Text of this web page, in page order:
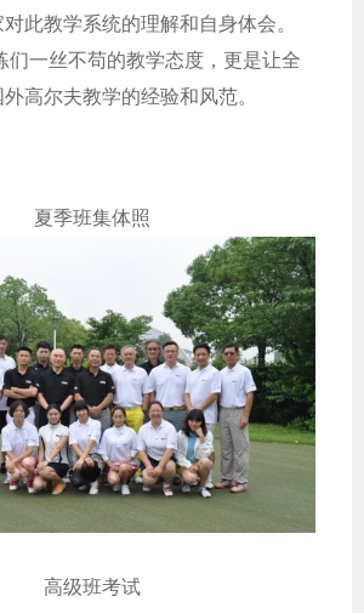
此教学系统的理解和自身体会。
们一丝不苟的教学态度，更是让全
高尔夫教学的经验和风范。
夏季班集体照
高级班考试